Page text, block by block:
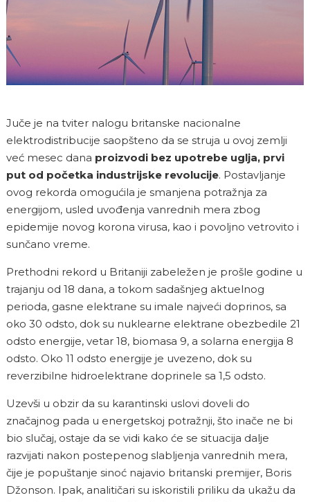
Juče je na tviter nalogu britanske nacionalne
elektrodistribucije saopšteno da se struja u ovoj zemlji
već mesec dana proizvodi bez upotrebe uglja, prvi
put od početka industrijske revolucije. Postavljanje
ovog rekorda omogućila je smanjena potražnja za
energijom, usled uvođenja vanrednih mera zbog
epidemije novog korona virusa, kao i povoljno vetrovito i
sunčano vreme.
Prethodni rekord u Britaniji zabeležen je prošle godine u
trajanju od 18 dana, a tokom sadašnjeg aktuelnog
perioda, gasne elektrane su imale najveći doprinos, sa
oko 30 odsto, dok su nuklearne elektrane obezbedile 21
odsto energije, vetar 18, biomasa 9, a solarna energija 8
odsto. Oko 11 odsto energije je uvezeno, dok su
reverzibilne hidroelektrane doprinele sa 1,5 odsto.
Uzevši u obzir da su karantinski uslovi doveli do
značajnog pada u energetskoj potražnji, što inače ne bi
bio slučaj, ostaje da se vidi kako će se situacija dalje
razvijati nakon postepenog slabljenja vanrednih mera,
čije je popuštanje sinoć najavio britanski premijer, Boris
Džonson. Ipak, analitičari su iskoristili priliku da ukažu da